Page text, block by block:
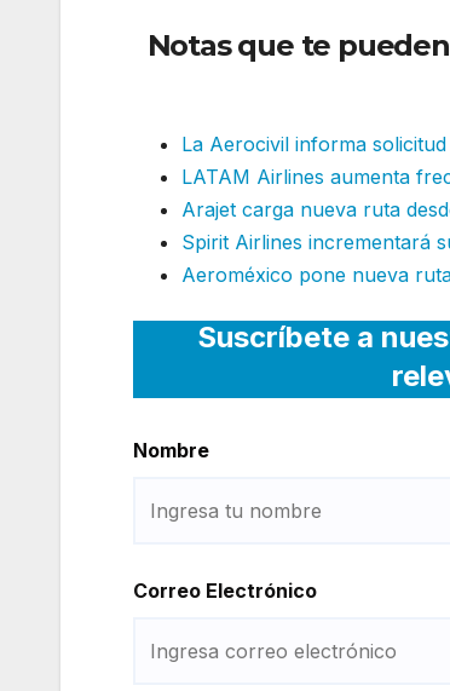
Notas que te
La Aerocivil informa
LATAM Airlines aumenta
Arajet carga nueva ruta
Spirit Airlines incrementará
Aeroméxico pone nueva
Suscríbete a
Nombre
Correo Electrónico